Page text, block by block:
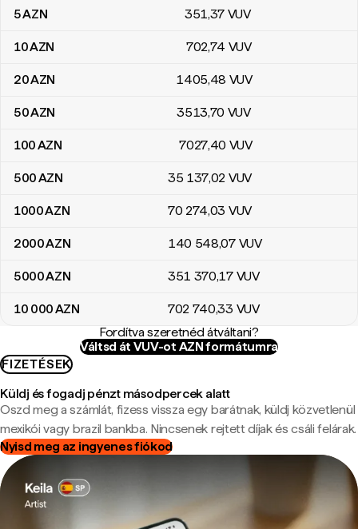
5AZN 351,37 VUV
10AZN 702,74 VUV
20AZN 1405,48 VUV
50AZN 3513,70 VUV
100AZN 7027,40 VUV
500AZN 35 137,02 VUV
1000AZN 70 274,03 VUV
2000AZN 140 548,07 VUV
5000AZN 351 370,17 VUV
10 000AZN 702 740,33 VUV
Fordítva szeretnéd átváltani?
Váltsd át VUV-ot AZN formátumra
FIZETÉSEK
Küldj és fogadj pénzt másodpercek alatt
Oszd meg a számlát, fizess vissza egy barátnak, küldj közvetlenül
mexikói vagy brazil bankba. Nincsenek rejtett díjak és csáli felárak.
Nyisd meg az ingyenes fiókod